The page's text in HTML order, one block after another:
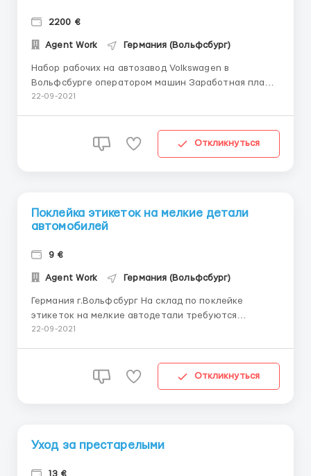
2200 €
Agent Work Германия (Вольфсбург)
Набор рабочих на автозавод Volkswagen в
Вольфсбурге оператором машин Заработная плата
за месяц: 2200 Заработная плата за час 12.5€
услуги за свой счёт. Информация: Требуются
22-09-2021
Откликнуться
Поклейка этикеток на мелкие детали
автомобилей
9 €
Agent Work Германия (Вольфсбург)
Германия г.Вольфсбург На склад по поклейке
этикеток на мелкие автодетали требуются
разнорабочие. Прием на работу по любым
автомобилей. Работа не тяжелая, монотонная.
22-09-2021
Откликнуться
Уход за престарелыми